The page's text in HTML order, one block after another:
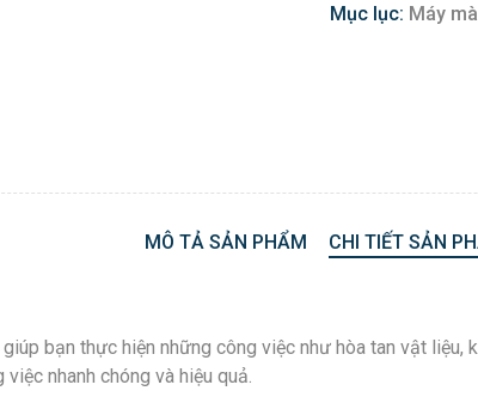
Mục lục: Máy
MÔ TẢ SẢN PHẨM CHI TIẾT SẢN
bạn thực hiện những công việc như hòa tan vật
nhanh chóng và hiệu quả.